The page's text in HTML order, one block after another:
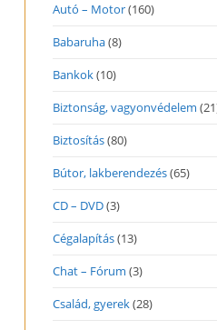
Autó – Motor(160)
Babaruha(8)
Bankok(10)
Biztonság, vagyonvédelem
Biztosítás(80)
Bútor, lakberendezés(65)
CD – DVD(3)
Cégalapítás(13)
Chat – Fórum (3)
Család, gyerek(28)